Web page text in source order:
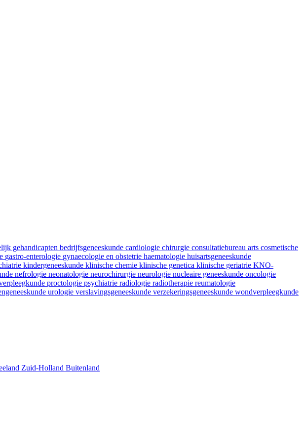
gehandicapten bedrijfsgeneeskunde cardiologie chirurgie consultatiebureau arts cosmetische
gastro-enterologie gynaecologie en obstetrie haematologie huisartsgeneeskunde
kindergeneeskunde klinische chemie klinische genetica klinische geriatrie KNO-
nefrologie neonatologie neurochirurgie neurologie nucleaire geneeskunde oncologie
proctologie psychiatrie radiologie radiotherapie reumatologie
urologie verslavingsgeneeskunde verzekeringsgeneeskunde wondverpleegkunde
Zuid-Holland Buitenland